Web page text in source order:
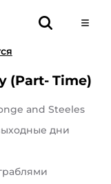
(Part- Time)
and Steeles
дни